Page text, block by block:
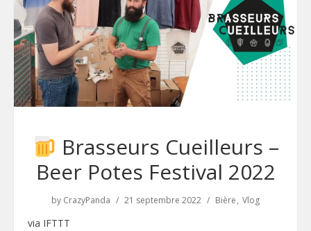
Brasseurs Cueilleurs –
Beer Potes Festival 2022
by CrazyPanda 21 septembre 2022 Bière Vlog
via IFTTT